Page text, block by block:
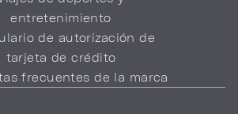
entretenimiento
de autorización de
tarjeta de crédito
frecuentes de la marca